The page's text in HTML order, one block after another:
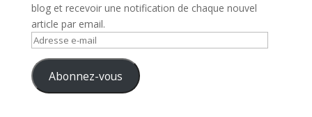
blog et recevoir une notification de chaque nouvel
article par email.
Adresse
mail Abonnez-vous